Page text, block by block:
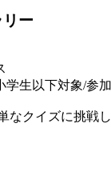
ー
学生以下対象/参
なクイズに挑戦